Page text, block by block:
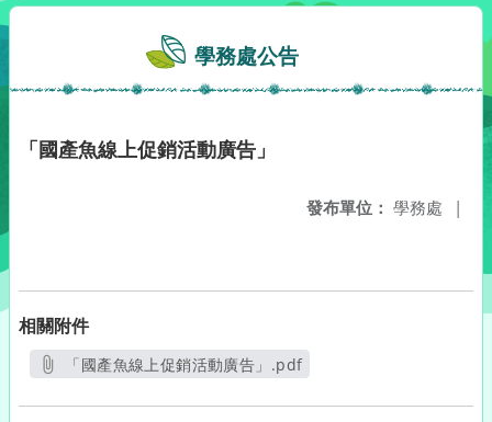
學務處公告
「國產魚線上促銷活動廣告」
發布單位： 學務處 |
相關附件
「國產魚線上促銷活動廣告」.pdf